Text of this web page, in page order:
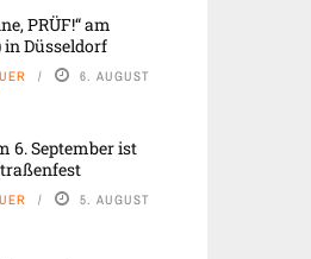
PRÜF!“ am
in Düsseldorf
6. AUGUST
6. September ist
5. AUGUST